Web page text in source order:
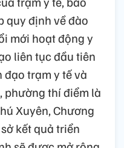
quy định về đào
mới hoạt động y
liên tục đầu tiên
trạm y tế và
phường thí điểm là
Xuyên, Chương
kết quả triển